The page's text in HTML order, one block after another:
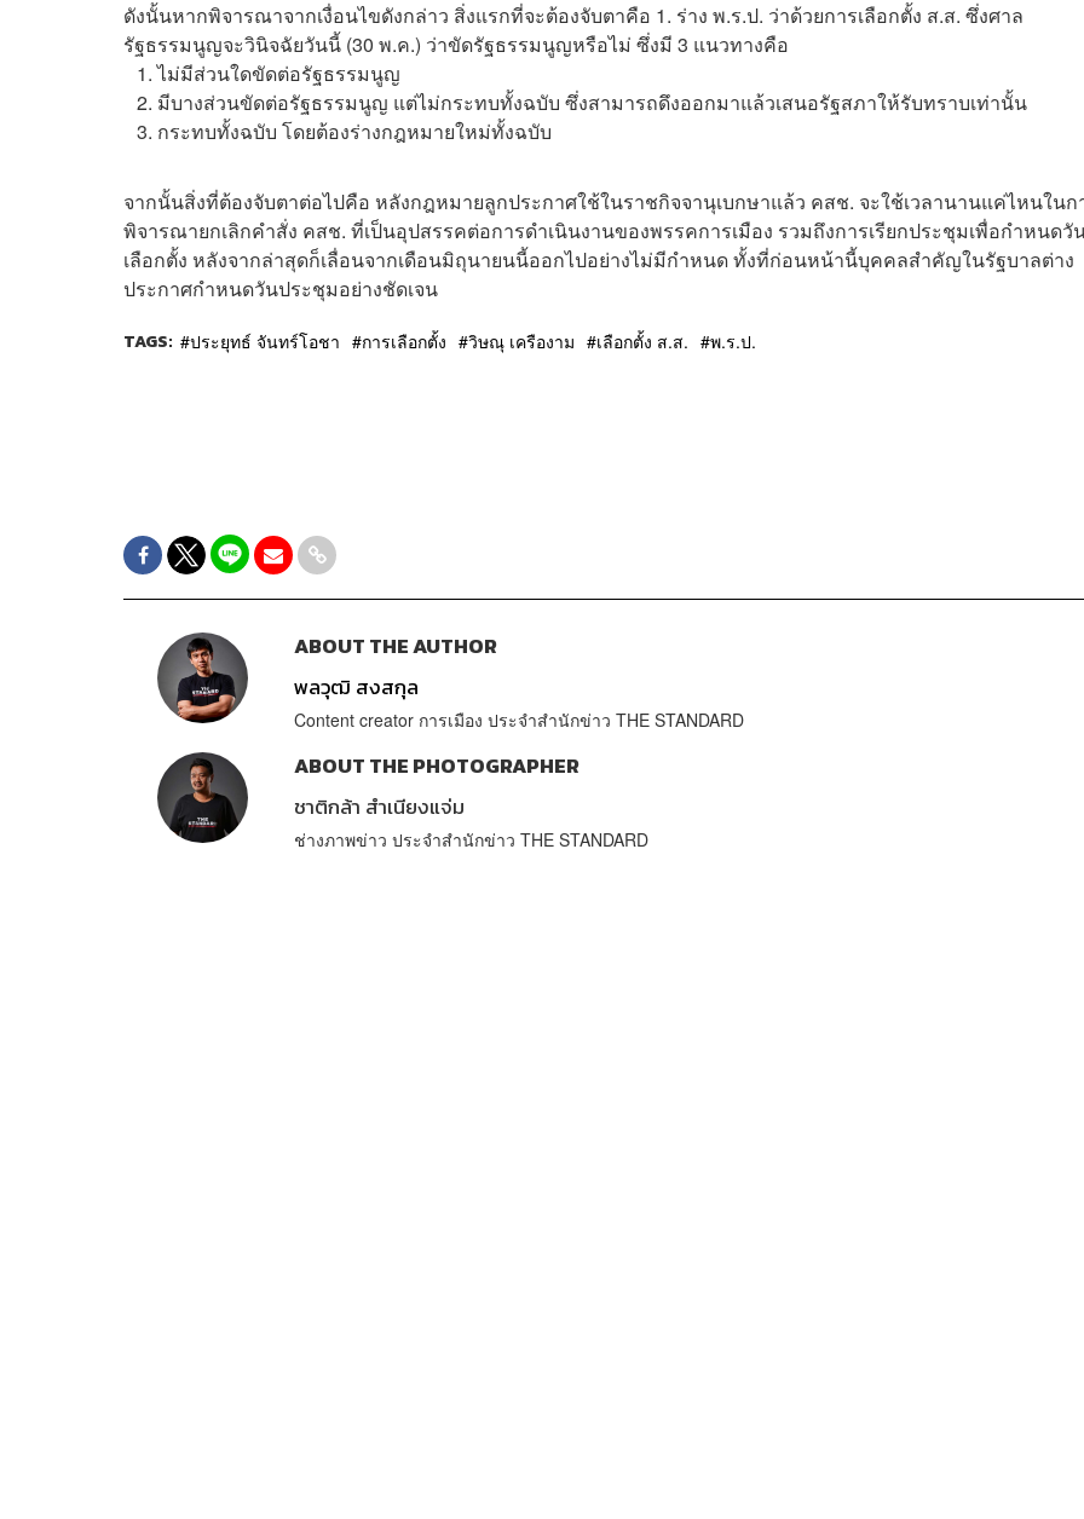
ดังนั้นหากพิจารณาจากเงื่อนไขดังกล่าว สิ่งแรกที่จะต้องจับตาคือ 1. ร่าง พ.ร.ป. ว่าด้วยการเลือกตั้ง ส.ส. ซึ่งศาล
รัฐธรรมนูญจะวินิจฉัยวันนี้ (30 พ.ค.) ว่าขัดรัฐธรรมนูญหรือไม่ ซึ่งมี 3 แนวทางคือ
ไม่มีส่วนใดขัดต่อรัฐธรรมนูญ
มีบางส่วนขัดต่อรัฐธรรมนูญ แต่ไม่กระทบทั้งฉบับ ซึ่งสามารถดึงออกมาแล้วเสนอรัฐสภาให้รับทราบเท่านั้น
กระทบทั้งฉบับ โดยต้องร่างกฎหมายใหม่ทั้งฉบับ
จากนั้นสิ่งที่ต้องจับตาต่อไปคือ หลังกฎหมายลูกประกาศใช้ในราชกิจจานุเบกษาแล้ว คสช. จะใช้เวลานานแค่ไหนในก
พิจารณายกเลิกคำสั่ง คสช. ที่เป็นอุปสรรคต่อการดำเนินงานของพรรคการเมือง รวมถึงการเรียกประชุมเพื่อกำหนดวั
เลือกตั้ง หลังจากล่าสุดก็เลื่อนจากเดือนมิถุนายนนี้ออกไปอย่างไม่มีกำหนด ทั้งที่ก่อนหน้านี้บุคคลสำคัญในรัฐบาลต่าง
ประกาศกำหนดวันประชุมอย่างชัดเจน
TAGS: ประยุทธ์ จันทร์โอชา การเลือกตั้ง วิษณุ เครืองาม เลือกตั้ง ส.ส. พ.ร.ป.
ABOUT THE AUTHOR
พลวุฒิ สงสกุล
Content creator การเมือง ประจำสำนักข่าว THE STANDARD
ABOUT THE PHOTOGRAPHER
ชาติกล้า สำเนียงแจ่ม
ช่างภาพข่าว ประจำสำนักข่าว THE STANDARD